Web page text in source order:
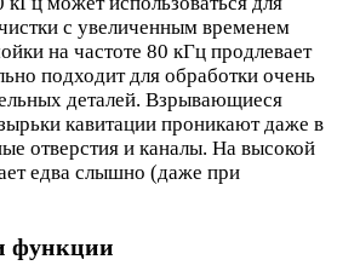
с увеличенным временем
на частоте 80 кГц продлевает
подходит для обработки очень
деталей. Взрывающиеся
кавитации проникают даже в
отверстия и каналы. На высокой
едва слышно (даже при
функции